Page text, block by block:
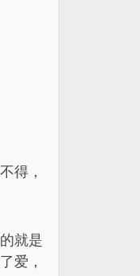
得，
就是
爱，